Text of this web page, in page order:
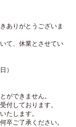
ありがとうございま
て、休業とさせてい
）
ができません。
付しております。
たします。
卒ご了承ください。